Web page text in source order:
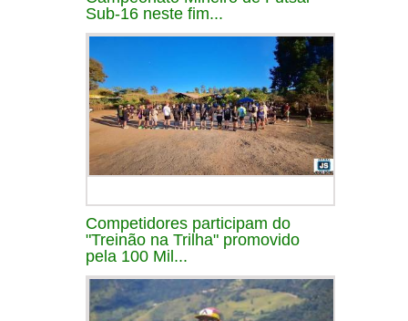
Sub-16 neste fim...
Competidores participam do
"Treinão na Trilha" promovido
pela 100 Mil...